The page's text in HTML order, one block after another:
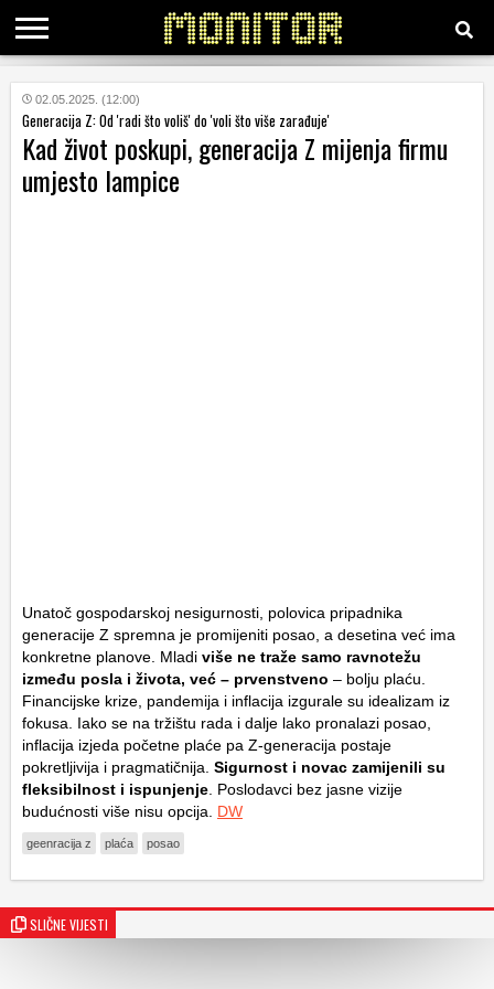
KATEGORIJE
HRVATSKI
WEB
02.05.2025. (12:00)
Generacija Z: Od 'radi što voliš' do 'voli što više zarađuje'
Kad život poskupi, generacija Z mijenja firmu
umjesto lampice
Unatoč gospodarskoj nesigurnosti, polovica pripadnika
generacije Z spremna je promijeniti posao, a desetina već ima
konkretne planove. Mladi više ne traže samo ravnotežu
između posla i života, već – prvenstveno – bolju plaću.
Financijske krize, pandemija i inflacija izgurale su idealizam iz
fokusa. Iako se na tržištu rada i dalje lako pronalazi posao,
inflacija izjeda početne plaće pa Z-generacija postaje
pokretljivija i pragmatičnija. Sigurnost i novac zamijenili su
fleksibilnost i ispunjenje . Poslodavci bez jasne vizije
budućnosti više nisu opcija. DW
geenracija z plaća posao
SLIČNE VIJESTI